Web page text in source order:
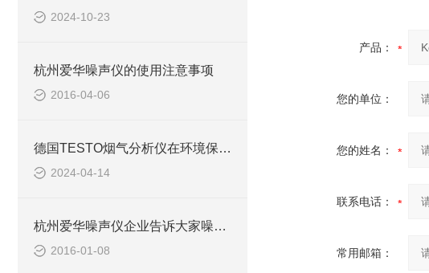
2024-10-23
杭州爱华噪声仪的使用注意事项
2016-04-06
德国TESTO烟气分析仪在环境保护中的重要性
2024-04-14
杭州爱华噪声仪企业告诉大家噪音的危害
2016-01-08
产品：
您的单位：
您的姓名：
联系电话：
常用邮箱：